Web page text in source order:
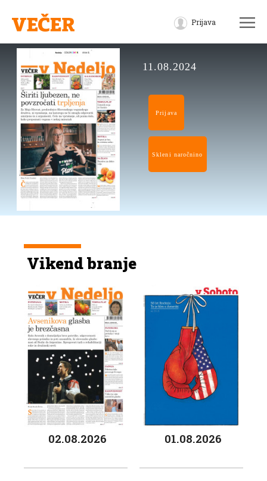
Prijava
11.08.2024
Prijava
Skleni naročnino
Vikend branje
02.08.2026 01.08.2026